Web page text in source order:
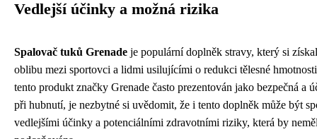
Vedlejší účinky a možná rizika
Spalovač tuků Grenade je populární doplněk stravy, který si
oblibu mezi sportovci a lidmi usilujícími o redukci tělesné
tento produkt značky Grenade často prezentován jako bezpečná a
při hubnutí, je nezbytné si uvědomit, že i tento doplněk může být
vedlejšími účinky a potenciálními zdravotními riziky, která by